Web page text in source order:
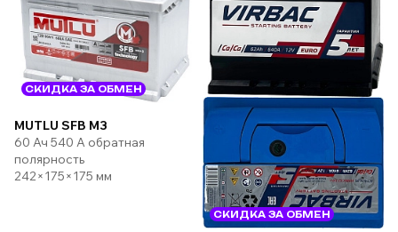
СКИДКА ЗА ОБМЕН
MUTLU SFB M3
60 Ач 540 А обратная
полярность
242×175×175 мм
СКИДКА ЗА ОБМЕН